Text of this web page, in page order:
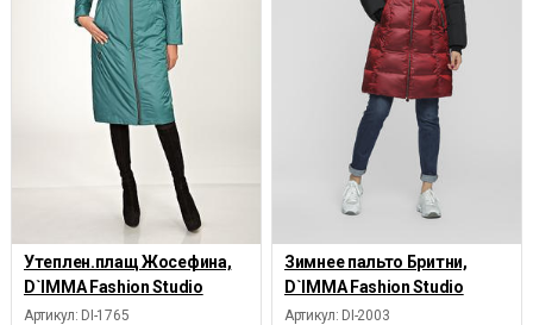
Утеплен.плащ Жосефина,
D`IMMA Fashion Studio
Артикул: DI-1765
Зимнее пальто Бритни,
D`IMMA Fashion Studio
Артикул: DI-2003